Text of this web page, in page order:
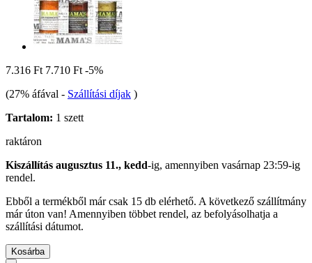
7.316 Ft 7.710 Ft -5%
(27% áfával - Szállítási díjak )
Tartalom: 1 szett
raktáron
Kiszállítás augusztus 11., kedd-ig, amennyiben vasárnap 23:59-ig
rendel.
Ebből a termékből már csak 15 db elérhető. A következő szállítmány
már úton van! Amennyiben többet rendel, az befolyásolhatja a
szállítási dátumot.
Kosárba